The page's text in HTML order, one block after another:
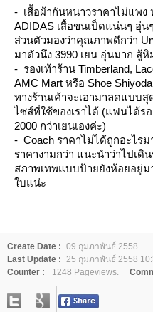
- เสื้อผ้ากันหนาวราคาไม่แพง
ADIDAS เสื้อขนเป็ดแน่นๆ อุ่น
ส่วนตัวมองว่าคุณภาพดีกว่า
มาตัวนึง 3990 เยน อุ่นมาก สู้
- รองเท้าร้าน Timberland,
AMC Mart หรือ Shoe
ทางร้านเค้าจะเอามาลดแบบสุ
ไซส์ที่ใช้ของเราได้ (แฟนได้ร
2000 กว่าเยนเองค่ะ)
- Coach ราคาไม่ได้ถูกอะไร
ราคางามกว่า แนะนำว่าไปเดิ
สภาพเทพแบบป้ายยังห้อยอยู่ม
บแน่ะ
Create Date : 09 กุมภาพันธ์ 2558
Last Update : 25 กุมภาพันธ์ 2558
Counter :
1248 Pageviews.